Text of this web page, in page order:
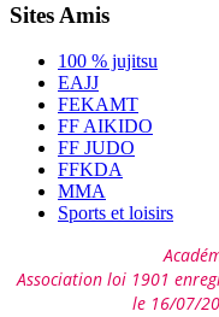
Sites Amis
100 % jujitsu
EAJJ
FEKAMT
FF AIKIDO
FF JUDO
FFKDA
MMA
Sports et loisirs
Association loi 1901
le 16/07/